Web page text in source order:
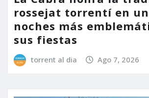
rossejat torrentí en
noches más
sus fiestas
torrent al dia Ago 7, 2026